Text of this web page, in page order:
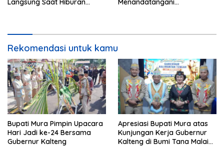
Langsung Saat Hiburan
Menandatangani
Rekomendasi untuk kamu
Bupati Mura Pimpin Upacara
Hari Jadi ke-24 Bersama
Gubernur Kalteng
Apresiasi Bupati Mura atas
Kunjungan Kerja Gubernur
Kalteng di Bumi Tana Malai